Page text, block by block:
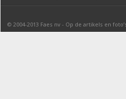
© 2004-2013 Faes nv - Op de artikels en